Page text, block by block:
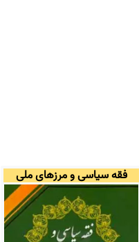
فقه سیاسی و مرزهای ملی